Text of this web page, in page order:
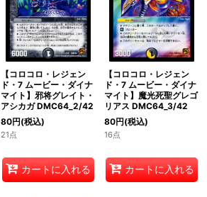
絞り込む
【コロコロ・レジェン
ド・7 ムービー・ダイナ
マイト】邪将グレイト・
アシカガ DMC64_2/42
80円(税込)
21点
カートに入れる
【コロコロ・レジェン
ド・7 ムービー・ダイナ
マイト】魔光死聖グレゴ
リアス DMC64_3/42
80円(税込)
16点
カートに入れる